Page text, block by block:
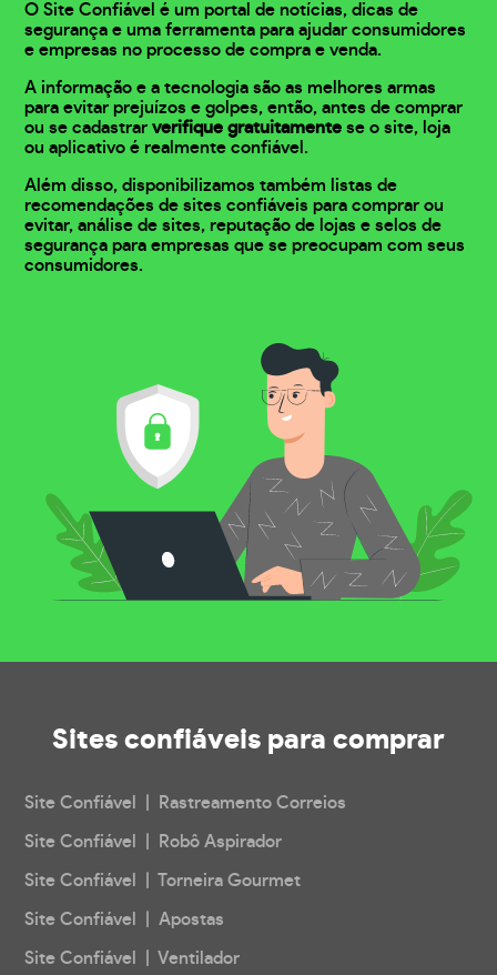
O Site Confiável é um portal de notícias, dicas de
segurança e uma ferramenta para ajudar consumidores
e empresas no processo de compra e venda.
A informação e a tecnologia são as melhores armas
para evitar prejuízos e golpes, então, antes de comprar
ou se cadastrarverifique gratuitamente se o site, loja
ou aplicativo é realmente confiável.
Além disso, disponibilizamos também listas de
recomendações de sites confiáveis para comprar ou
evitar, análise de sites, reputação de lojas e selos de
segurança para empresas que se preocupam com seus
consumidores.
Sites confiáveis para comprar
Site Confiável | Rastreamento Correios
Site Confiável | Robô Aspirador
Site Confiável | Torneira Gourmet
Site Confiável | Apostas
Site Confiável | Ventilador